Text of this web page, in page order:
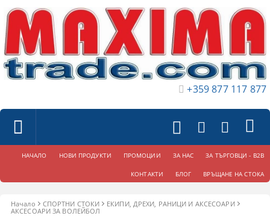
+359 877 117 877
НАЧАЛО НОВИ ПРОДУКТИ ПРОМОЦИИ ЗА НАС ЗА ТЪРГОВЦИ - B2B
КОНТАКТИ БЛОГ ВРЪЩАНЕ НА СТОКА
Начало СПОРТНИ СТОКИ
ЕКИПИ, ДРЕХИ, РАНИЦИ И АКСЕСОАРИ
АКСЕСОАРИ ЗА ВОЛЕЙБОЛ